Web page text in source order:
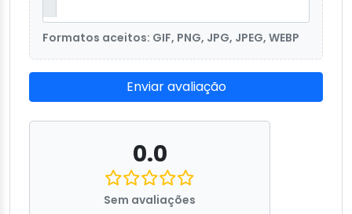
Formatos aceitos: GIF, PNG, JPG, JPEG, WEBP
Enviar avaliação
0.0
Sem avaliações